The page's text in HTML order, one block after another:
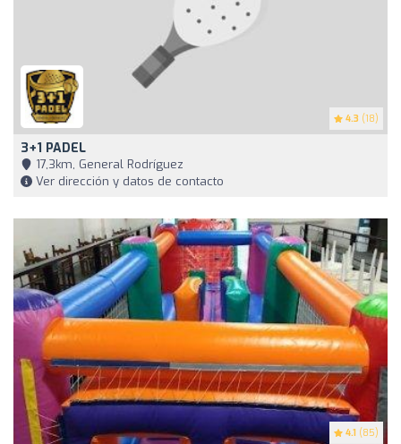
4.3 (18)
3+1 PADEL
17,3km, General Rodríguez
Ver dirección y datos de contacto
4.1 (85)